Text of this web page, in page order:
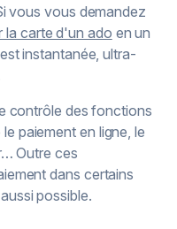
vous vous demandez
la carte d'un ado en un
instantanée, ultra-
contrôle des fonctions
paiement en ligne, le
Outre ces
dans certains
possible.